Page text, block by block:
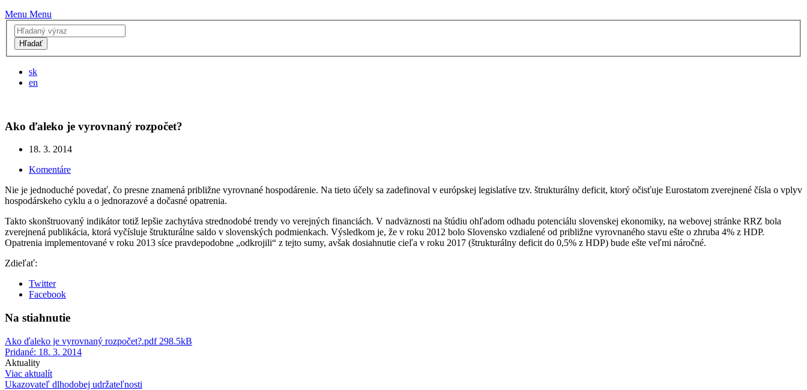
Menu Menu
Hľadať
sk
en
Ako ďaleko je vyrovnaný rozpočet?
18. 3. 2014
Komentáre
Nie je jednoduché povedať, čo presne znamená približne vyrovnané hospodárenie. Na tieto účely sa zadefinoval v európskej legislatíve tzv. štrukturálny deficit, ktorý očisťuje Eurostatom zverejnené čísla o vplyv
hospodárskeho cyklu a o jednorazové a dočasné opatrenia.
Takto skonštruovaný indikátor totiž lepšie zachytáva strednodobé trendy vo verejných financiách. V nadväznosti na štúdiu ohľadom odhadu potenciálu slovenskej ekonomiky, na webovej stránke RRZ bola
zverejnená publikácia, ktorá vyčísluje štrukturálne saldo v slovenských podmienkach. Výsledkom je, že v roku 2012 bolo Slovensko vzdialené od približne vyrovnaného stavu ešte o zhruba 4% z HDP.
Opatrenia implementované v roku 2013 síce pravdepodobne „odkrojili“ z tejto sumy, avšak dosiahnutie cieľa v roku 2017 (štrukturálny deficit do 0,5% z HDP) bude ešte veľmi náročné.
Zdieľať:
Twitter
Facebook
Na stiahnutie
Ako ďaleko je vyrovnaný rozpočet?.pdf 298.5kB
Pridané: 18. 3. 2014
Aktuality
Viac aktualít
Ukazovateľ dlhodobej udržateľnosti